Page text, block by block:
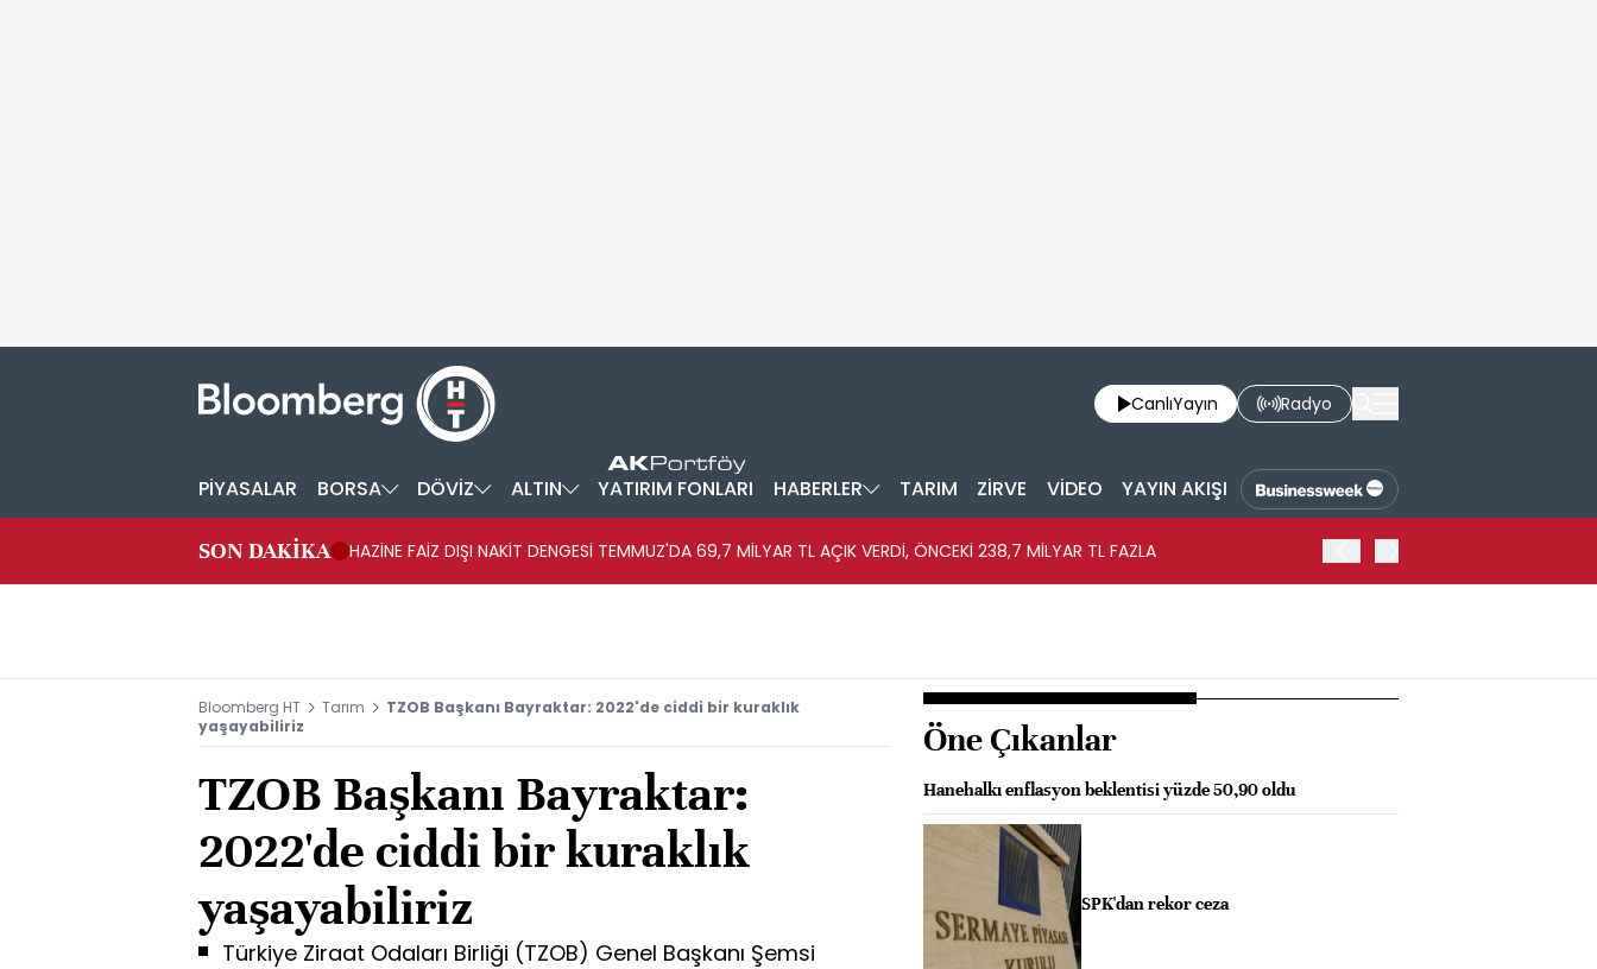
CanlıYayın Radyo
PİYASALAR BORSA DÖVİZ ALTIN YATIRIM FONLARI HABERLER TARIM ZİRVE VİDEO YAYIN AKIŞI
SON DAKİKA HAZİNE FAİZ DIŞI NAKİT DENGESİ TEMMUZ'DA 69,7 MİLYAR TL AÇIK VERDİ, ÖNCEKİ 238,7 MİLYAR TL FAZLA
Bloomberg HT Tarım
TZOB Başkanı Bayraktar: 2022'de ciddi bir kuraklık
yaşayabiliriz
TZOB Başkanı Bayraktar:
2022'de ciddi bir kuraklık
yaşayabiliriz
Türkiye Ziraat Odaları Birliği (TZOB) Genel Başkanı Şemsi
Öne Çıkanlar
Hanehalkı enflasyon beklentisi yüzde 50,90 oldu
SPK'dan rekor ceza